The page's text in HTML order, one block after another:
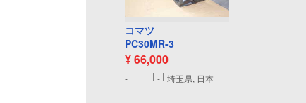
コマツ
PC30MR-3
¥ 66,000
- - 埼玉県, 日本